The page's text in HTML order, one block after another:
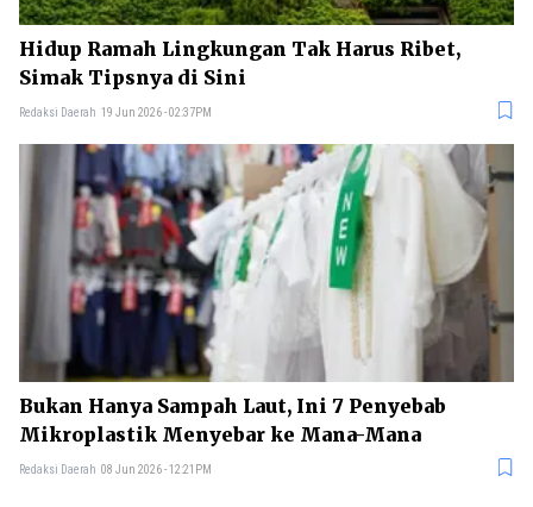
Hidup Ramah Lingkungan Tak Harus Ribet,
Simak Tipsnya di Sini
Redaksi Daerah 19 Jun 2026 - 02:37PM
Bukan Hanya Sampah Laut, Ini 7 Penyebab
Mikroplastik Menyebar ke Mana-Mana
Redaksi Daerah 08 Jun 2026 - 12:21PM